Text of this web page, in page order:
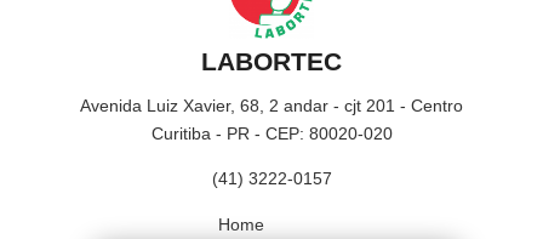
LABORTEC
Avenida Luiz Xavier, 68, 2 andar - cjt 201 - Centro
Curitiba - PR - CEP: 80020-020
(41) 3222-0157
Home